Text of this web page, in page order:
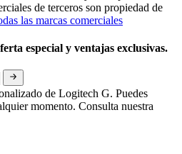
de terceros son propiedad de
las marcas comerciales
especial y ventajas exclusivas.
de Logitech G. Puedes
momento. Consulta nuestra